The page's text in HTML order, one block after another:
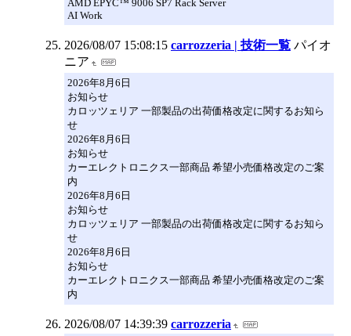
AMD EPYC™ 9006 SP7 Rack Server
AI Work
2026/08/07 15:08:15 carrozzeria | 技術一覧 パイオ
ニア
2026年8月6日
お知らせ
カロッツェリア 一部製品の出荷価格改定に関するお知ら
せ
2026年8月6日
お知らせ
カーエレクトロニクス一部商品 希望小売価格改定のご案
内
2026年8月6日
お知らせ
カロッツェリア 一部製品の出荷価格改定に関するお知ら
せ
2026年8月6日
お知らせ
カーエレクトロニクス一部商品 希望小売価格改定のご案
内
2026/08/07 14:39:39 carrozzeria